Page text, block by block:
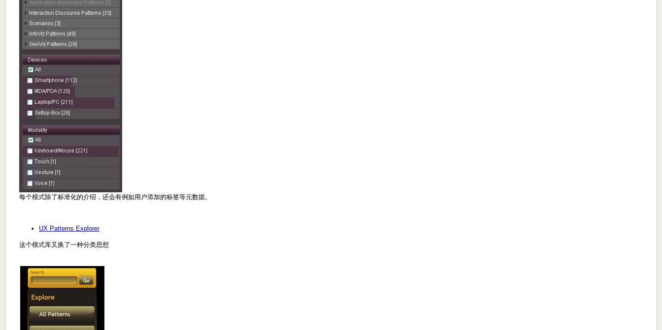
每个模式除了标准化的介绍，还会有例如用户添加的标签等元数据。
UX Patterns Explorer
这个模式库又换了一种分类思想